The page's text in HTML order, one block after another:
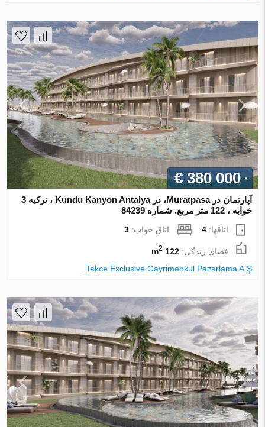
€ 380 000
آپارتمان در Muratpasa، در Kundu Kanyon Antalya ، ترکیه 3
خوابه ، 122 متر مربع. شماره 84239
اتاقها:4 اتاق خواب:3
فضای زندگی:122 m
2
Tekce Exclusive Gayrimenkul Pazarlama A.Ş.